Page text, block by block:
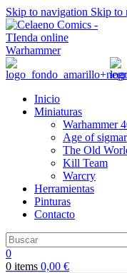
Skip to navigation Skip to
Inicio
Miniaturas
Warhammer
Age of sigmar
The Old
Kill Team
Warcry
Herramientas
Pinturas
Contacto
0
0 items 0,00 €